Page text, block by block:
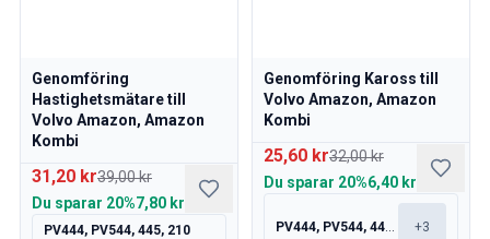
Kylsystem
Drivlina/Bakaxel
Motorreglage
Chassi & Styrning
Värmesystem & AC
Tillbehör & Övrigt
Genomföring
Hastighetsmätare till
Volvo Amazon, Amazon
Kombi
31,20 kr39,00 kr
Du sparar 20%7,80 kr
PV444, PV544, 445, 210
Genomföring Kaross till
Volvo Amazon, Amazon
Kombi
25,60 kr32,00 kr
Du sparar 20%6,40 kr
PV444, PV544, 445, 210 +3